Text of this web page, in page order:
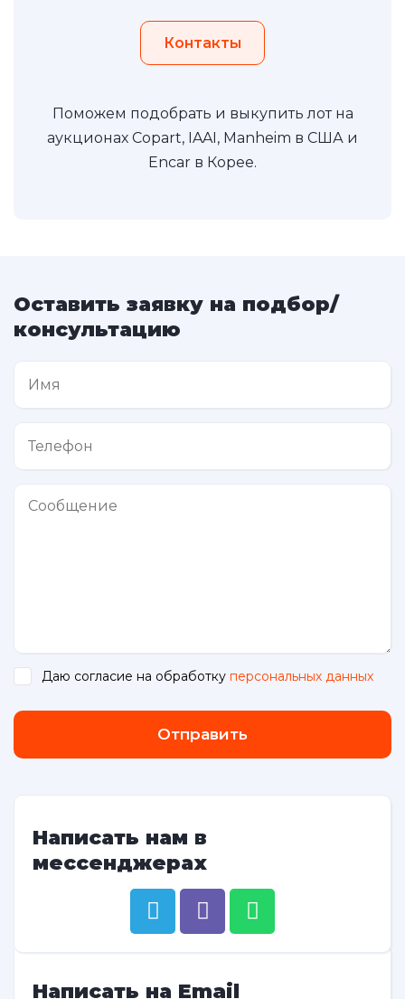
Контакты
Поможем подобрать и выкупить лот на
аукционах Copart, IAAI, Manheim в США и
Encar в Корее.
Оставить заявку на подбор/
консультацию
Даю согласие на обработку персональных данных
Отправить
Написать нам в
мессенджерах
Написать на Email